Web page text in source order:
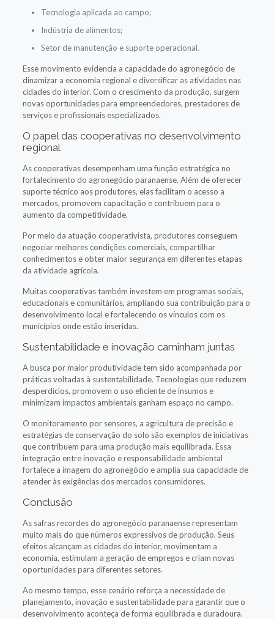
Tecnologia aplicada ao campo;
Indústria de alimentos;
Setor de manutenção e suporte operacional.
Esse movimento evidencia a capacidade do agronegócio de
dinamizar a economia regional e diversificar as atividades nas
cidades do interior. Com o crescimento da produção, surgem
novas oportunidades para empreendedores, prestadores de
serviços e profissionais especializados.
O papel das cooperativas no desenvolvimento
regional
As cooperativas desempenham uma função estratégica no
fortalecimento do agronegócio paranaense. Além de oferecer
suporte técnico aos produtores, elas facilitam o acesso a
mercados, promovem capacitação e contribuem para o
aumento da competitividade.
Por meio da atuação cooperativista, produtores conseguem
negociar melhores condições comerciais, compartilhar
conhecimentos e obter maior segurança em diferentes etapas
da atividade agrícola.
Muitas cooperativas também investem em programas sociais,
educacionais e comunitários, ampliando sua contribuição para o
desenvolvimento local e fortalecendo os vínculos com os
municípios onde estão inseridas.
Sustentabilidade e inovação caminham juntas
A busca por maior produtividade tem sido acompanhada por
práticas voltadas à sustentabilidade. Tecnologias que reduzem
desperdícios, promovem o uso eficiente de insumos e
minimizam impactos ambientais ganham espaço no campo.
O monitoramento por sensores, a agricultura de precisão e
estratégias de conservação do solo são exemplos de iniciativas
que contribuem para uma produção mais equilibrada. Essa
integração entre inovação e responsabilidade ambiental
fortalece a imagem do agronegócio e amplia sua capacidade de
atender às exigências dos mercados consumidores.
Conclusão
As safras recordes do agronegócio paranaense representam
muito mais do que números expressivos de produção. Seus
efeitos alcançam as cidades do interior, movimentam a
economia, estimulam a geração de empregos e criam novas
oportunidades para diferentes setores.
Ao mesmo tempo, esse cenário reforça a necessidade de
planejamento, inovação e sustentabilidade para garantir que o
desenvolvimento aconteça de forma equilibrada e duradoura.